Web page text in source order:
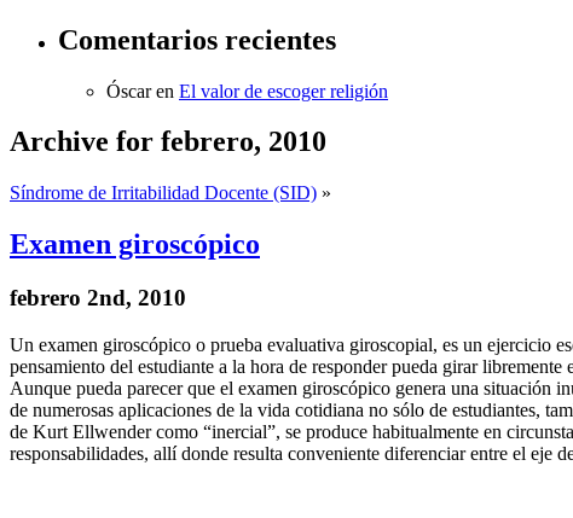
Comentarios recientes
Óscaren El valor de escoger religión
Archive for febrero, 2010
Síndrome de Irritabilidad Docente (SID) »
Examen giroscópico
febrero 2nd, 2010
Un examen giroscópico o prueba evaluativa giroscopial, es un ejercicio
pensamiento del estudiante a la hora de responder pueda girar
Aunque pueda parecer que el examen giroscópico genera una situación
de numerosas aplicaciones de la vida cotidiana no sólo de estudiantes,
de Kurt Ellwender como “inercial”, se produce habitualmente en
responsabilidades, allí donde resulta conveniente diferenciar entre el eje